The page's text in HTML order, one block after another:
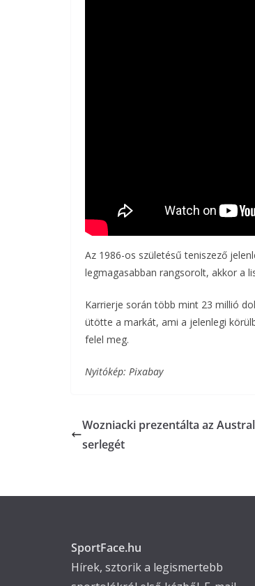
Az 1986-os születésű teniszező
legmagasabban rangsorolt, akkor a
Karrierje során több mint 23 millió
ütötte a markát, ami a jelenlegi
felel meg.
Nyitókép: Pixabay
Wozniacki prezentálta az
serlegét
SportFace.hu
Hírek, sztorik a legismertebb